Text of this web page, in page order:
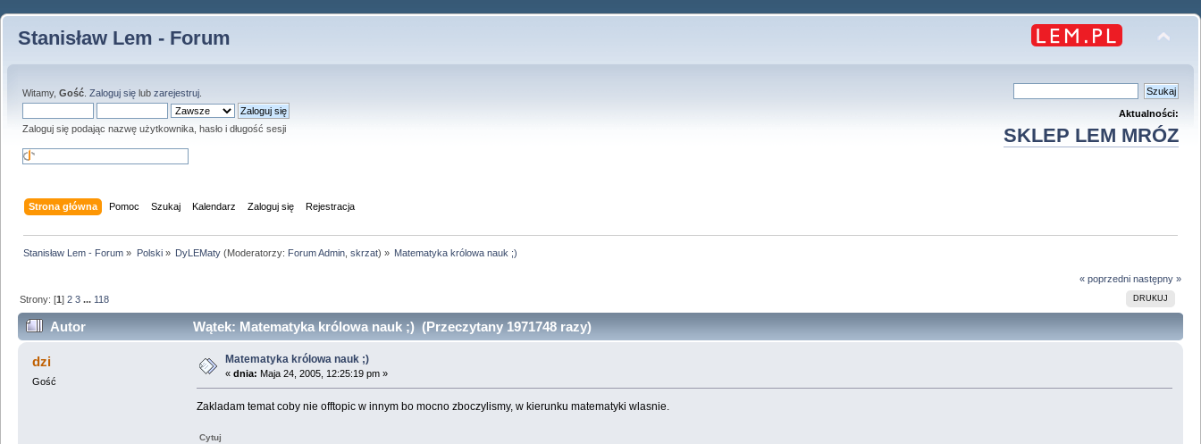
Stanisław Lem - Forum
Witamy, Gość Zaloguj się lub zarejestruj
Zaloguj się podając nazwę użytkownika, hasło i długość sesji
Aktualności:
SKLEP LEM MRÓZ
Strona główna Pomoc Szukaj Kalendarz Zaloguj się Rejestracja
Stanisław Lem - Forum » Polski» DyLEMaty(Moderatorzy: Forum Admin, skrzat) » Matematyka królowa nauk ;)
« poprzedni następny »
DRUKUJ
Strony: [1]2 3 ... 118
Autor Wątek: Matematyka królowa nauk ;) (Przeczytany 1971748 razy)
dzi
Gość
Matematyka królowa nauk ;)
« dnia: Maja 24, 2005, 12:25:19 pm »
Zakladam temat coby nie offtopic w innym bo mocno zboczylismy, w kierunku matematyki wlasnie.
Cytuj